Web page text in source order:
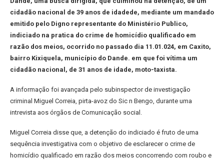
cidadão nacional de 39 anos de idadede, mediante um mandado
emitido pelo Digno representante do Ministério Publico,
indiciado na pratica do crime de homicídio qualificado em
razão dos meios, ocorrido no passado dia 11.01.024, em Caxito,
bairro Kixiquela, município do Dande. em que foi vítima um
cidadão nacional, de 31 anos de idade, moto-taxista.
A informação foi avançada pelo subinspector de investigação
criminal Miguel Correia, pirta-avoz do Sic n Bengo, durante uma
intrevista aos órgãos de Comunicação social.
Miguel Correia disse que, a detenção do indiciado é fruto de uma
sequência investigativa com o objetivo de esclarecer o crime de
homicídio qualificado em razão dos meios concorrendo com roubo e